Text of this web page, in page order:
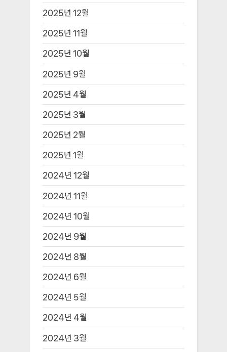
2025년 12월
2025년 11월
2025년 10월
2025년 9월
2025년 4월
2025년 3월
2025년 2월
2025년 1월
2024년 12월
2024년 11월
2024년 10월
2024년 9월
2024년 8월
2024년 6월
2024년 5월
2024년 4월
2024년 3월